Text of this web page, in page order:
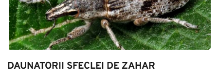
DAUNATORII SFECLEI DE ZAHAR